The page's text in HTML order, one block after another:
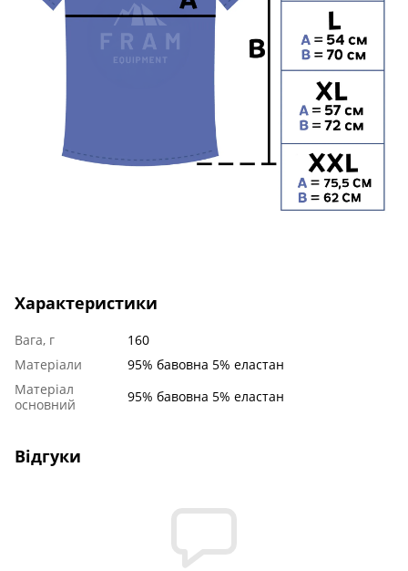
Характеристики
Вага, г
160
Матеріали
95% бавовна 5% еластан
Матеріал
основний
95% бавовна 5% еластан
Відгуки